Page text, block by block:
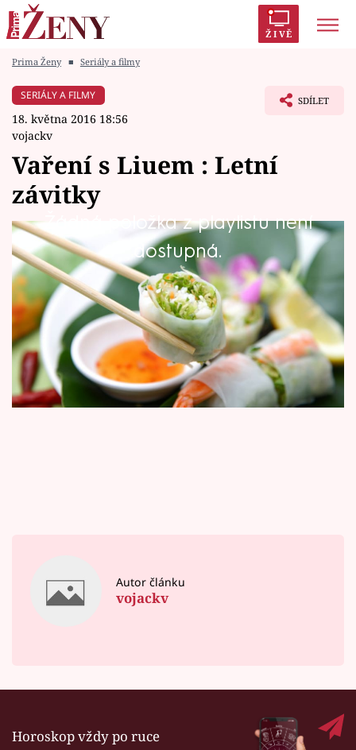
ŽIVĚ
Módní alarm
Témata
Celebrity
Vztahy
Seriály
Horoskopy
Sledujte prima+
Prima Ženy ■ Seriály a filmy
SERIÁLY A FILMY
18. května 2016 18:56
vojackv
SDÍLET
Vaření s Liuem : Letní
závitky
Žádná položka z playlistu není
dostupná.
Vaření s Liuem : Letní závitky
Autor článku
vojackv
Horoskop vždy po ruce